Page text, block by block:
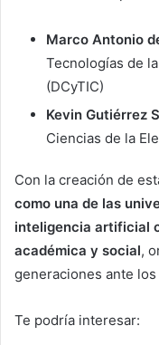
Marco Antonio
Tecnologías de
(DCyTIC)
Kevin Gutiérrez
Ciencias de la
Con la creación de
como una de las
inteligencia artificial
académica y social,
generaciones ante
Te podría interesar: